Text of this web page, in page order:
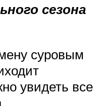
сезона
суровым
увидеть все